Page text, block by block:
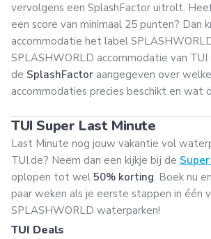
vervolgens een SplashFactor uitrolt.
een score van minimaal 25 punten? Dan
accommodatie het label
SPLASHWORLD accommodatie van
de SplashFactor aangegeven over
accommodaties precies beschikt en wat
TUI Super Last Minute
Last Minute nog jouw vakantie vol
TUI.de? Neem dan een kijkje bij de
oplopen tot wel 50% korting. Boek nu
paar weken als je eerste stappen in één
SPLASHWORLD waterparken!
TUI Deals